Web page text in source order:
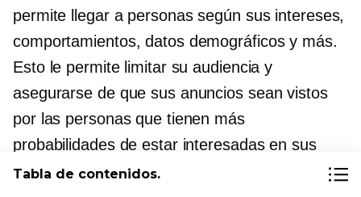
permite llegar a personas según sus intereses,
comportamientos, datos demográficos y más.
Esto le permite limitar su audiencia y
asegurarse de que sus anuncios sean vistos
por las personas que tienen más
probabilidades de estar interesadas en sus
productos.
Tabla de contenidos.